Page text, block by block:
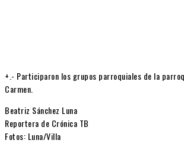
+.- Participaron los grupos parroquiales de la
Carmen.
Beatriz Sánchez Luna
Reportera de Crónica TB
Fotos: Luna/Villa